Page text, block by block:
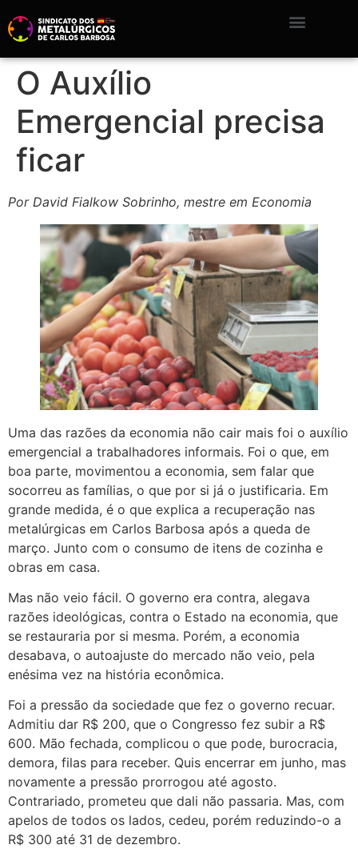
O Auxílio
Emergencial precisa
ficar
Por David Fialkow Sobrinho, mestre em Economia
Uma das razões da economia não cair mais foi o auxílio
emergencial a trabalhadores informais. Foi o que, em
boa parte, movimentou a economia, sem falar que
socorreu as famílias, o que por si já o justificaria. Em
grande medida, é o que explica a recuperação nas
metalúrgicas em Carlos Barbosa após a queda de
março. Junto com o consumo de itens de cozinha e
obras em casa.
Mas não veio fácil. O governo era contra, alegava
razões ideológicas, contra o Estado na economia, que
se restauraria por si mesma. Porém, a economia
desabava, o autoajuste do mercado não veio, pela
enésima vez na história econômica.
Foi a pressão da sociedade que fez o governo recuar.
Admitiu dar R$ 200, que o Congresso fez subir a R$
600. Mão fechada, complicou o que pode, burocracia,
demora, filas para receber. Quis encerrar em junho, mas
novamente a pressão prorrogou até agosto.
Contrariado, prometeu que dali não passaria. Mas, com
apelos de todos os lados, cedeu, porém reduzindo-o a
R$ 300 até 31 de dezembro.